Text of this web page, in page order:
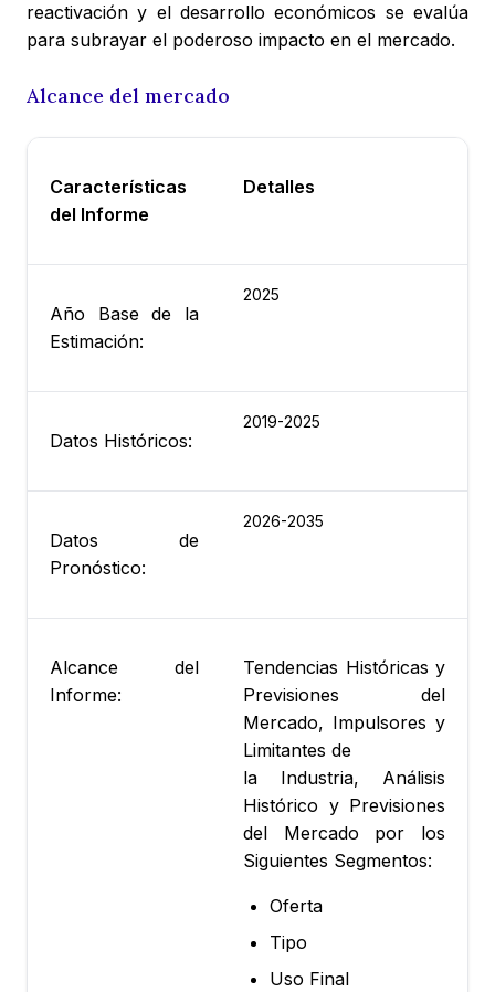
reactivación y el desarrollo económicos se evalúa
para subrayar el poderoso impacto en el mercado.
Alcance del mercado
Características
del Informe
Detalles
Año Base de la
Estimación:
2025
Datos Históricos:
2019-2025
Datos de
Pronóstico:
2026-2035
Alcance del
Informe:
Tendencias Históricas y
Previsiones del
Mercado, Impulsores y
Limitantes de
la Industria, Análisis
Histórico y Previsiones
del Mercado por los
Siguientes Segmentos:
Oferta
Tipo
Uso Final